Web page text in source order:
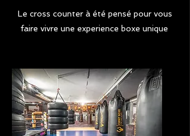
Le cross counter à été pensé pour vous
faire vivre une experience boxe unique